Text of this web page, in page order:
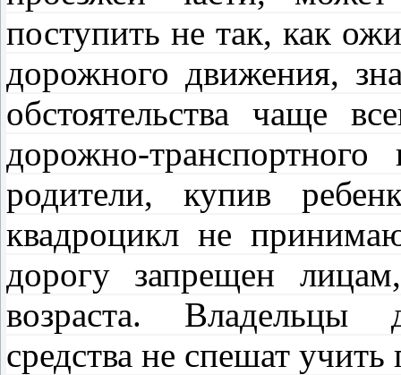
поступить не так, как
дорожного движения,
обстоятельства чаще
дорожно-
родители, купив
квадроцикл не
дорогу запрещен
возраста. Владельцы
средства не спешат